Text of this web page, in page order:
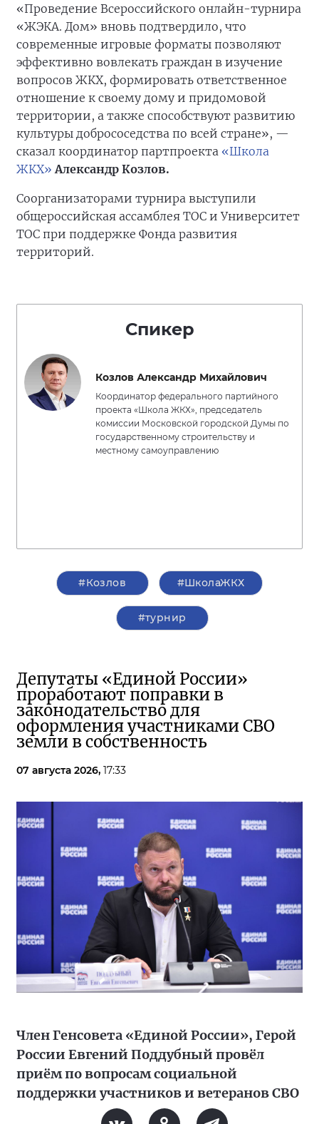
«Проведение Всероссийского онлайн-турнира
«ЖЭКА. Дом» вновь подтвердило, что
современные игровые форматы позволяют
эффективно вовлекать граждан в изучение
вопросов ЖКХ, формировать ответственное
отношение к своему дому и придомовой
территории, а также способствуют развитию
культуры добрососедства по всей стране», —
сказал координатор партпроекта «Школа
ЖКХ» Александр Козлов.
Соорганизаторами турнира выступили
общероссийская ассамблея ТОС и Университет
ТОС при поддержке Фонда развития
территорий.
Спикер
Козлов Александр Михайлович
Координатор федерального партийного
проекта «Школа ЖКХ», председатель
комиссии Московской городской Думы по
государственному строительству и
местному самоуправлению
#Козлов #ШколаЖКХ
#турнир
Депутаты «Единой России»
проработают поправки в
законодательство для
оформления участниками СВО
земли в собственность
07 августа 2026, 17:33
Член Генсовета «Единой России», Герой
России Евгений Поддубный провёл
приём по вопросам социальной
поддержки участников и ветеранов СВО